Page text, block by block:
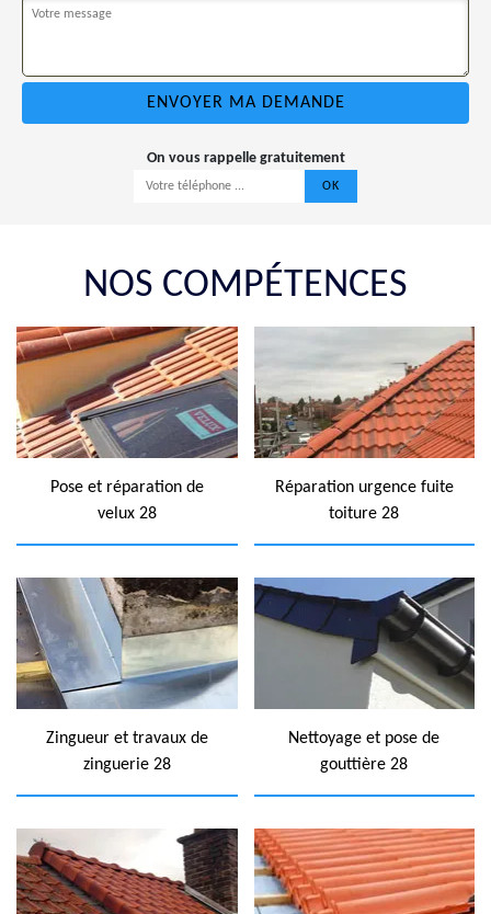
On vous rappelle gratuitement
NOS COMPÉTENCES
Pose et réparation de
velux 28
Réparation urgence fuite
toiture 28
Zingueur et travaux de
zinguerie 28
Nettoyage et pose de
gouttière 28